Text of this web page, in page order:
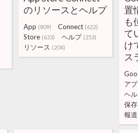
のリソースとヘルプ
App (809) Connect (622)
Store (633) ヘルプ (253)
リソース (204)
置
も
て
け
ス
ア
ヘ
保存
報道